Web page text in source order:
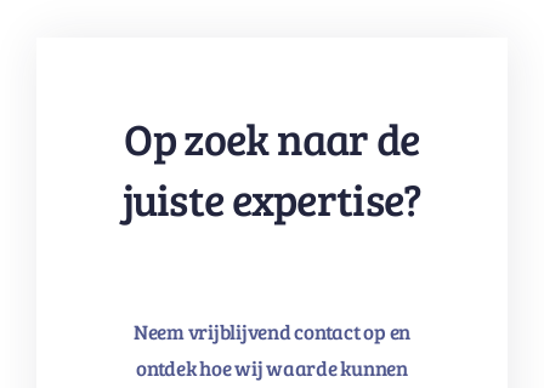
Op zoek naar de
juiste expertise?
Neem vrijblijvend contact op en
ontdek hoe wij waarde kunnen